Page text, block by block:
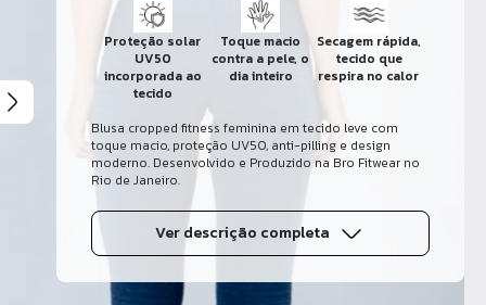
Proteção solar
UV50
incorporada ao
tecido
Toque macio
contra a pele, o
dia inteiro
Secagem rápida,
tecido que
respira no calor
Blusa cropped fitness feminina em tecido leve com
toque macio, proteção UV50, anti-pilling e design
moderno. Desenvolvido e Produzido na Bro Fitwear no
Rio de Janeiro.
Ver descrição completa